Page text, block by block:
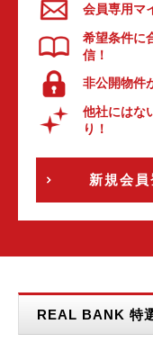
会員専用マ
希望条件に
信！
非公開物件
他社にはな
り！
新規会員
REAL BANK 特